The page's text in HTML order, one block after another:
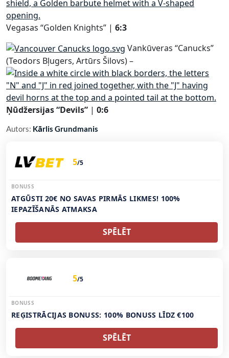
Vegasas “Golden Knights” | 6:3
Vankūveras “Canucks”
(Teodors Bļugers, Artūrs Šilovs) –
Ņūdžersijas “Devils” | 0:6
Autors: Kārlis Grundmanis
5/5
BONUSS
ATGŪSTI 20€ NO SAVAS PIRMĀS LIKMES! 100%
IEPAZĪŠANĀS ATMAKSA
SPĒLĒT
5/5
BONUSS
REĢISTRĀCIJAS BONUSS: 100% BONUSS LĪDZ €100
SPĒLĒT